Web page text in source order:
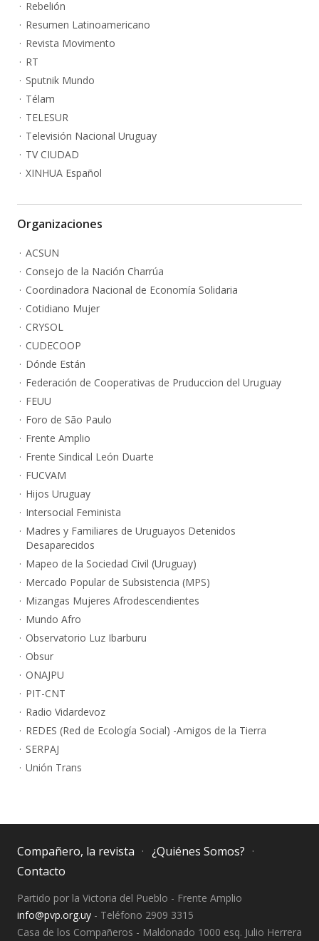
Rebelión
Resumen Latinoamericano
Revista Movimento
RT
Sputnik Mundo
Télam
TELESUR
Televisión Nacional Uruguay
TV CIUDAD
XINHUA Español
Organizaciones
ACSUN
Consejo de la Nación Charrúa
Coordinadora Nacional de Economía Solidaria
Cotidiano Mujer
CRYSOL
CUDECOOP
Dónde Están
Federación de Cooperativas de Pruduccion del Uruguay
FEUU
Foro de São Paulo
Frente Amplio
Frente Sindical León Duarte
FUCVAM
Hijos Uruguay
Intersocial Feminista
Madres y Familiares de Uruguayos Detenidos
Desaparecidos
Mapeo de la Sociedad Civil (Uruguay)
Mercado Popular de Subsistencia (MPS)
Mizangas Mujeres Afrodescendientes
Mundo Afro
Observatorio Luz Ibarburu
Obsur
ONAJPU
PIT-CNT
Radio Vidardevoz
REDES (Red de Ecología Social) -Amigos de la Tierra
SERPAJ
Unión Trans
Compañero, la revista
¿Quiénes Somos?
Contacto
Partido por la Victoria del Pueblo - Frente Amplio
info@pvp.org.uy - Teléfono 2909 3315
Casa de los Compañeros - Maldonado 1000 esq. Julio Herrera